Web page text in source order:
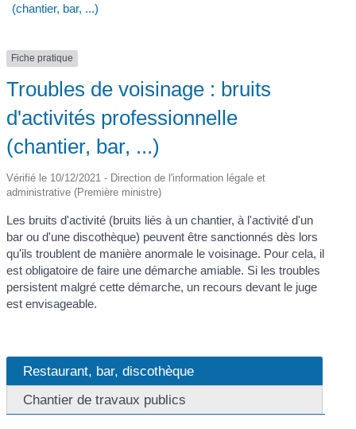
(chantier, bar, ...)
Fiche pratique
Troubles de voisinage : bruits
d'activités professionnelle
(chantier, bar, ...)
Vérifié le 10/12/2021 - Direction de l'information légale et
administrative (Première ministre)
Les bruits d'activité (bruits liés à un chantier, à l'activité d'un
bar ou d'une discothèque) peuvent être sanctionnés dès lors
qu'ils troublent de manière anormale le voisinage. Pour cela, il
est obligatoire de faire une démarche amiable. Si les troubles
persistent malgré cette démarche, un recours devant le juge
est envisageable.
Restaurant, bar, discothèque
Chantier de travaux publics